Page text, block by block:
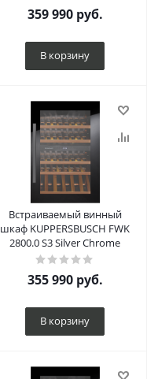
359 990руб.
В корзину
Встраиваемый винный
шкаф KUPPERSBUSCH FWK
2800.0 S3 Silver Chrome
355 990руб.
В корзину